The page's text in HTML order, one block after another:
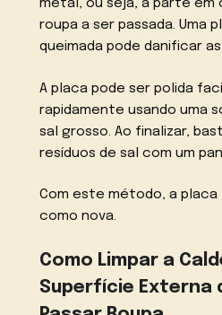
metal, ou seja, a parte
roupa a ser passada. Uma
queimada pode danificar
A placa pode ser polida
rapidamente usando uma
sal grosso. Ao finalizar,
resíduos de sal com um
Com este método, a
como nova.
Como Limpar a
Superfície Externa